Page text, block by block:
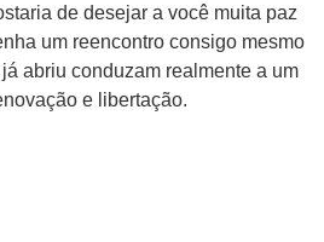
de desejar a você muita paz
um reencontro consigo mesmo
abriu conduzam realmente a um
e libertação.